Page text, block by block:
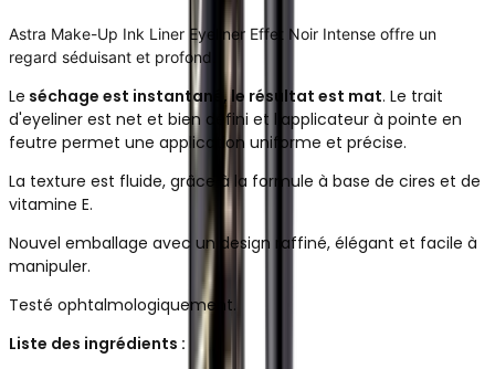
Astra Make-Up Ink Liner Eyeliner Effet Noir Intense offre un
regard séduisant et profond.
Le séchage est instantané, le résultat est mat. Le trait
d'eyeliner est net et bien défini et l'applicateur à pointe en
feutre permet une application uniforme et précise.
La texture est fluide, grâce à la formule à base de cires et de
vitamine E.
Nouvel emballage avec un design raffiné, élégant et facile à
manipuler.
Testé ophtalmologiquement.
Liste des ingrédients :